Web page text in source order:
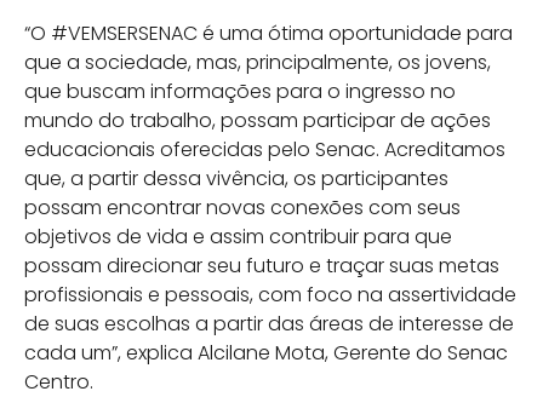
“O #VEMSERSENAC é uma ótima oportunidade para
que a sociedade, mas, principalmente, os jovens,
que buscam informações para o ingresso no
mundo do trabalho, possam participar de ações
educacionais oferecidas pelo Senac. Acreditamos
que, a partir dessa vivência, os participantes
possam encontrar novas conexões com seus
objetivos de vida e assim contribuir para que
possam direcionar seu futuro e traçar suas metas
profissionais e pessoais, com foco na assertividade
de suas escolhas a partir das áreas de interesse de
cada um”, explica Alcilane Mota, Gerente do Senac
Centro.